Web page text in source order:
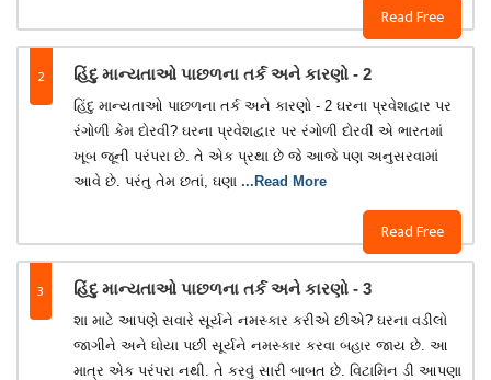
Read Free
2 હિંદુ માન્યતાઓ પાછળના તર્ક અને કારણો - 2
Read Free
હિંદુ માન્યતાઓ પાછળના તર્ક અને કારણો - 2 ઘરના પ્રવેશદ્વાર પર
રંગોળી કેમ દોરવી? ઘરના પ્રવેશદ્વાર પર રંગોળી દોરવી એ ભારતમાં
ખૂબ જૂની પરંપરા છે. તે એક પ્રથા છે જે આજે પણ અનુસરવામાં
આવે છે. પરંતુ તેમ છતાં, ઘણા ...Read More
3 હિંદુ માન્યતાઓ પાછળના તર્ક અને કારણો - 3
શા માટે આપણે સવારે સૂર્યને નમસ્કાર કરીએ છીએ? ઘરના વડીલો
જાગીને અને ધોયા પછી સૂર્યને નમસ્કાર કરવા બહાર જાય છે. આ
માત્ર એક પરંપરા નથી. તે કરવું સારી બાબત છે. વિટામિન ડી આપણા